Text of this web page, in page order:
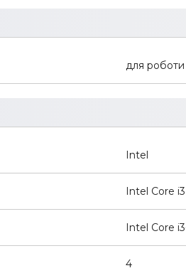
для роботи
Intel
Intel Core i3
Intel Core
4